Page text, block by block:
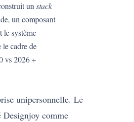
unstack
un composant
le système
cadre de
vs 2026 +
unipersonnelle. Le
comme